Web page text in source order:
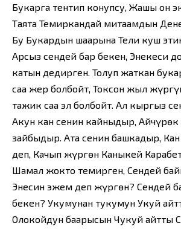
Букарга тентип конупсуң, Жашың он
Таятаң Темиркандай митаамдын
Бу Букардын шаарына Тели куш
Арсыз сендей бар бекен, Энекеси
катын дедирген. Толуп жаткан
саа жер болбойт, Токсон жыл
тажик саа эл болбойт. Ал кыргыз
Акун кан сенин кайныңдыр, Айчүрөк
зайбыңдыр. Атаң сенин башкадыр, Кан
деп, Качып жүргөн Каныкей
Шамал жокто темирген, Сендей
Энесин эжем деп жүргөн? Сендей
бекен? Укумунан тукумун Укуй
Олокойдун баарысын Чукуй айтты